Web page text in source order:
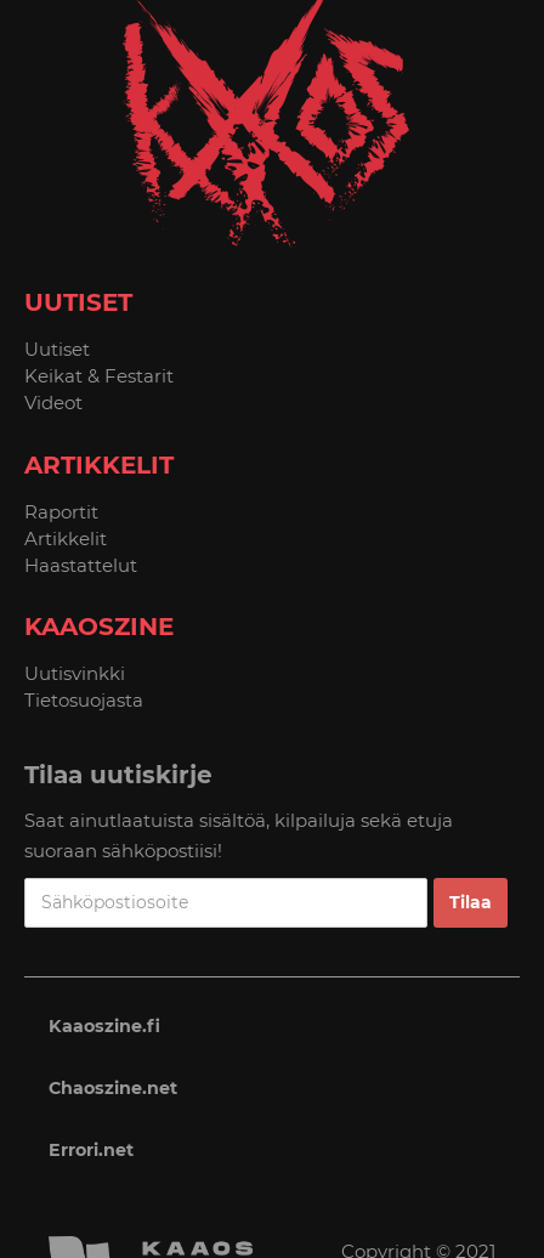
UUTISET
Uutiset
Keikat & Festarit
Videot
ARTIKKELIT
Raportit
Artikkelit
Haastattelut
KAAOSZINE
Uutisvinkki
Tietosuojasta
Tilaa uutiskirje
Saat ainutlaatuista sisältöä, kilpailuja sekä etuja
suoraan sähköpostiisi!
Kaaoszine.fi
Chaoszine.net
Errori.net
Copyright © 2021